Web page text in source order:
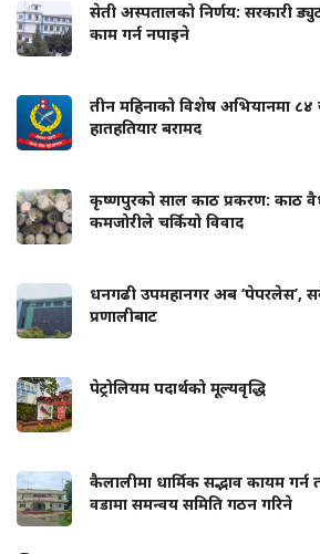
सेती अस्पतालको निर्णय: सरकारी
काम गर्न नपाइने
तीन महिनाको विशेष अभियानमा ८४
हातहतियार बरामद
कृष्णपुरको साल काठ प्रकरण: काठ
कमजोरीले चर्कियो विवाद
धनगढी उपमहानगर अब ‘पेपरलेस’,
प्रणालीबाट
पेट्रोलियम पदार्थको मूल्यवृद्धि
कैलालीमा धार्मिक सद्भाव कायम गर्न
वडामा समन्वय समिति गठन गरिने